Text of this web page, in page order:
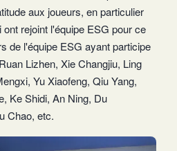
aux joueurs, en particulier
rejoint l'équipe ESG pour ce
de l'équipe ESG ayant participe
Lizhen, Xie Changjiu, Ling
Yu Xiaofeng, Qiu Yang,
Ke Shidi, An Ning, Du
Chao, etc.